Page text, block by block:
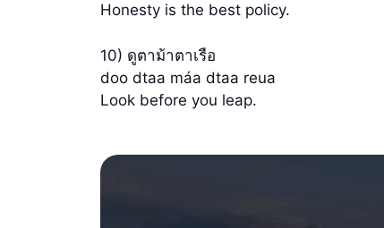
Honesty is the best policy.
10) ดูตาม้าตาเรือ
doo dtaa máa dtaa reua
Look before you leap.